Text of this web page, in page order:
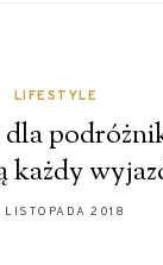
LIFESTYLE
dla
każdy
LISTOPADA 2018